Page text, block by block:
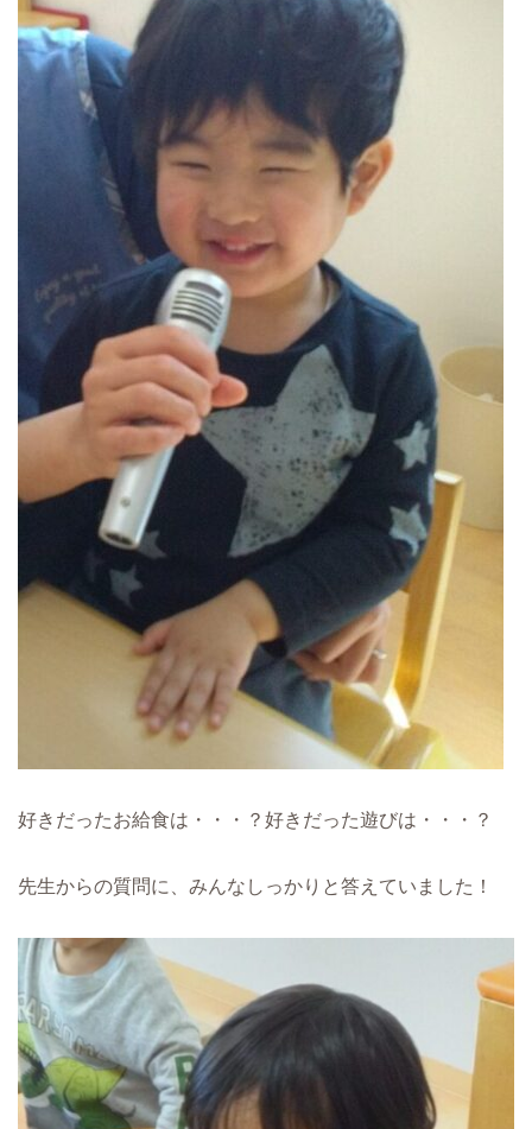
好きだったお給食は・・・？好きだった遊びは・・・？
先生からの質問に、みんなしっかりと答えていました！